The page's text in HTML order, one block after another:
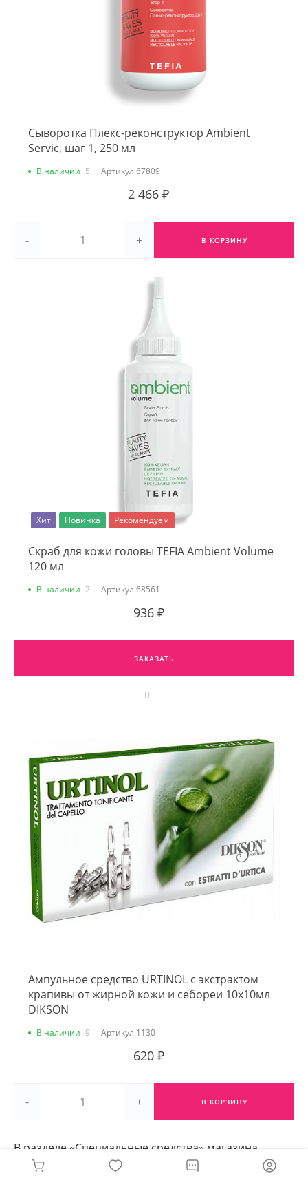
Сыворотка Плекс-реконструктор Ambient
Servic, шаг 1, 250 мл
В наличии 5 Артикул 67809
2 466 ₽
- + В КОРЗИНУ
Хит Новинка Рекомендуем
Скраб для кожи головы TEFIA Ambient Volume
120 мл
В наличии 2 Артикул 68561
936 ₽
ЗАКАЗАТЬ
Ампульное средство URTINOL с экстрактом
крапивы от жирной кожи и себореи 10х10мл
DIKSON
В наличии 9 Артикул 1130
620 ₽
- + В КОРЗИНУ
В разделе «Специальные средства» магазина
Odiliya собраны узкопрофильные продукты,